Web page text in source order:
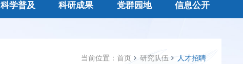
科学普及 科研成果 党群园地 信息公开
当前位置： 首页 研究队伍 人才招聘